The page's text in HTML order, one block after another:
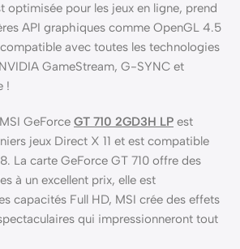
optimisée pour les jeux en ligne, prend
API graphiques comme OpenGL 4.5
avec toutes les technologies
GameStream, G-SYNC et
!
GeForce GT 710 2GD3H LP est
jeux Direct X 11 et est compatible
La carte GeForce GT 710 offre des
à un excellent prix, elle est
capacités Full HD, MSI crée des effets
qui impressionneront tout